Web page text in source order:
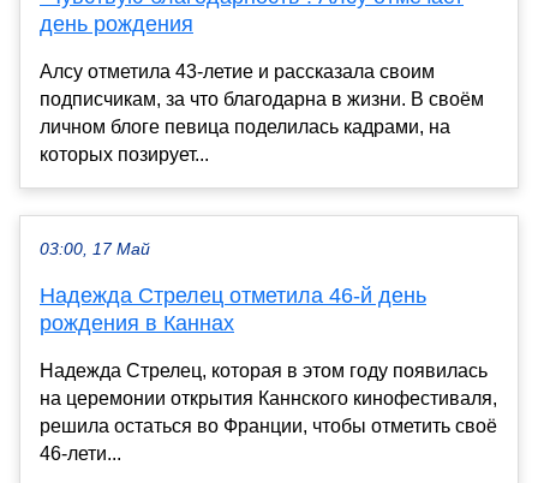
день рождения
Алсу отметила 43-летие и рассказала своим
подписчикам, за что благодарна в жизни. В своём
личном блоге певица поделилась кадрами, на
которых позирует...
03:00, 17 Май
Надежда Стрелец отметила 46-й день
рождения в Каннах
Надежда Стрелец, которая в этом году появилась
на церемонии открытия Каннского кинофестиваля,
решила остаться во Франции, чтобы отметить своё
46-лети...